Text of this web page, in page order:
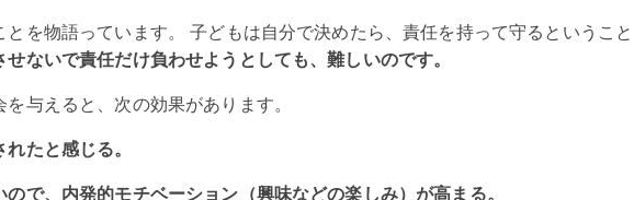
とを物語っています。 子どもは自分で決めたら、責任を持って守るということ
せないで責任だけ負わせようとしても、難しいのです。
与えると、次の効果があります。
たと感じる。
で、内発的モチベーション（興味などの楽しみ）が高まる。